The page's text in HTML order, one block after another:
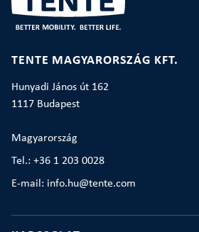
TENTE MAGYARORSZÁG KFT.
Hunyadi János út 162
1117 Budapest
Magyarország
Tel.: +36 1 203 0028
E-mail: info.hu@tente.com